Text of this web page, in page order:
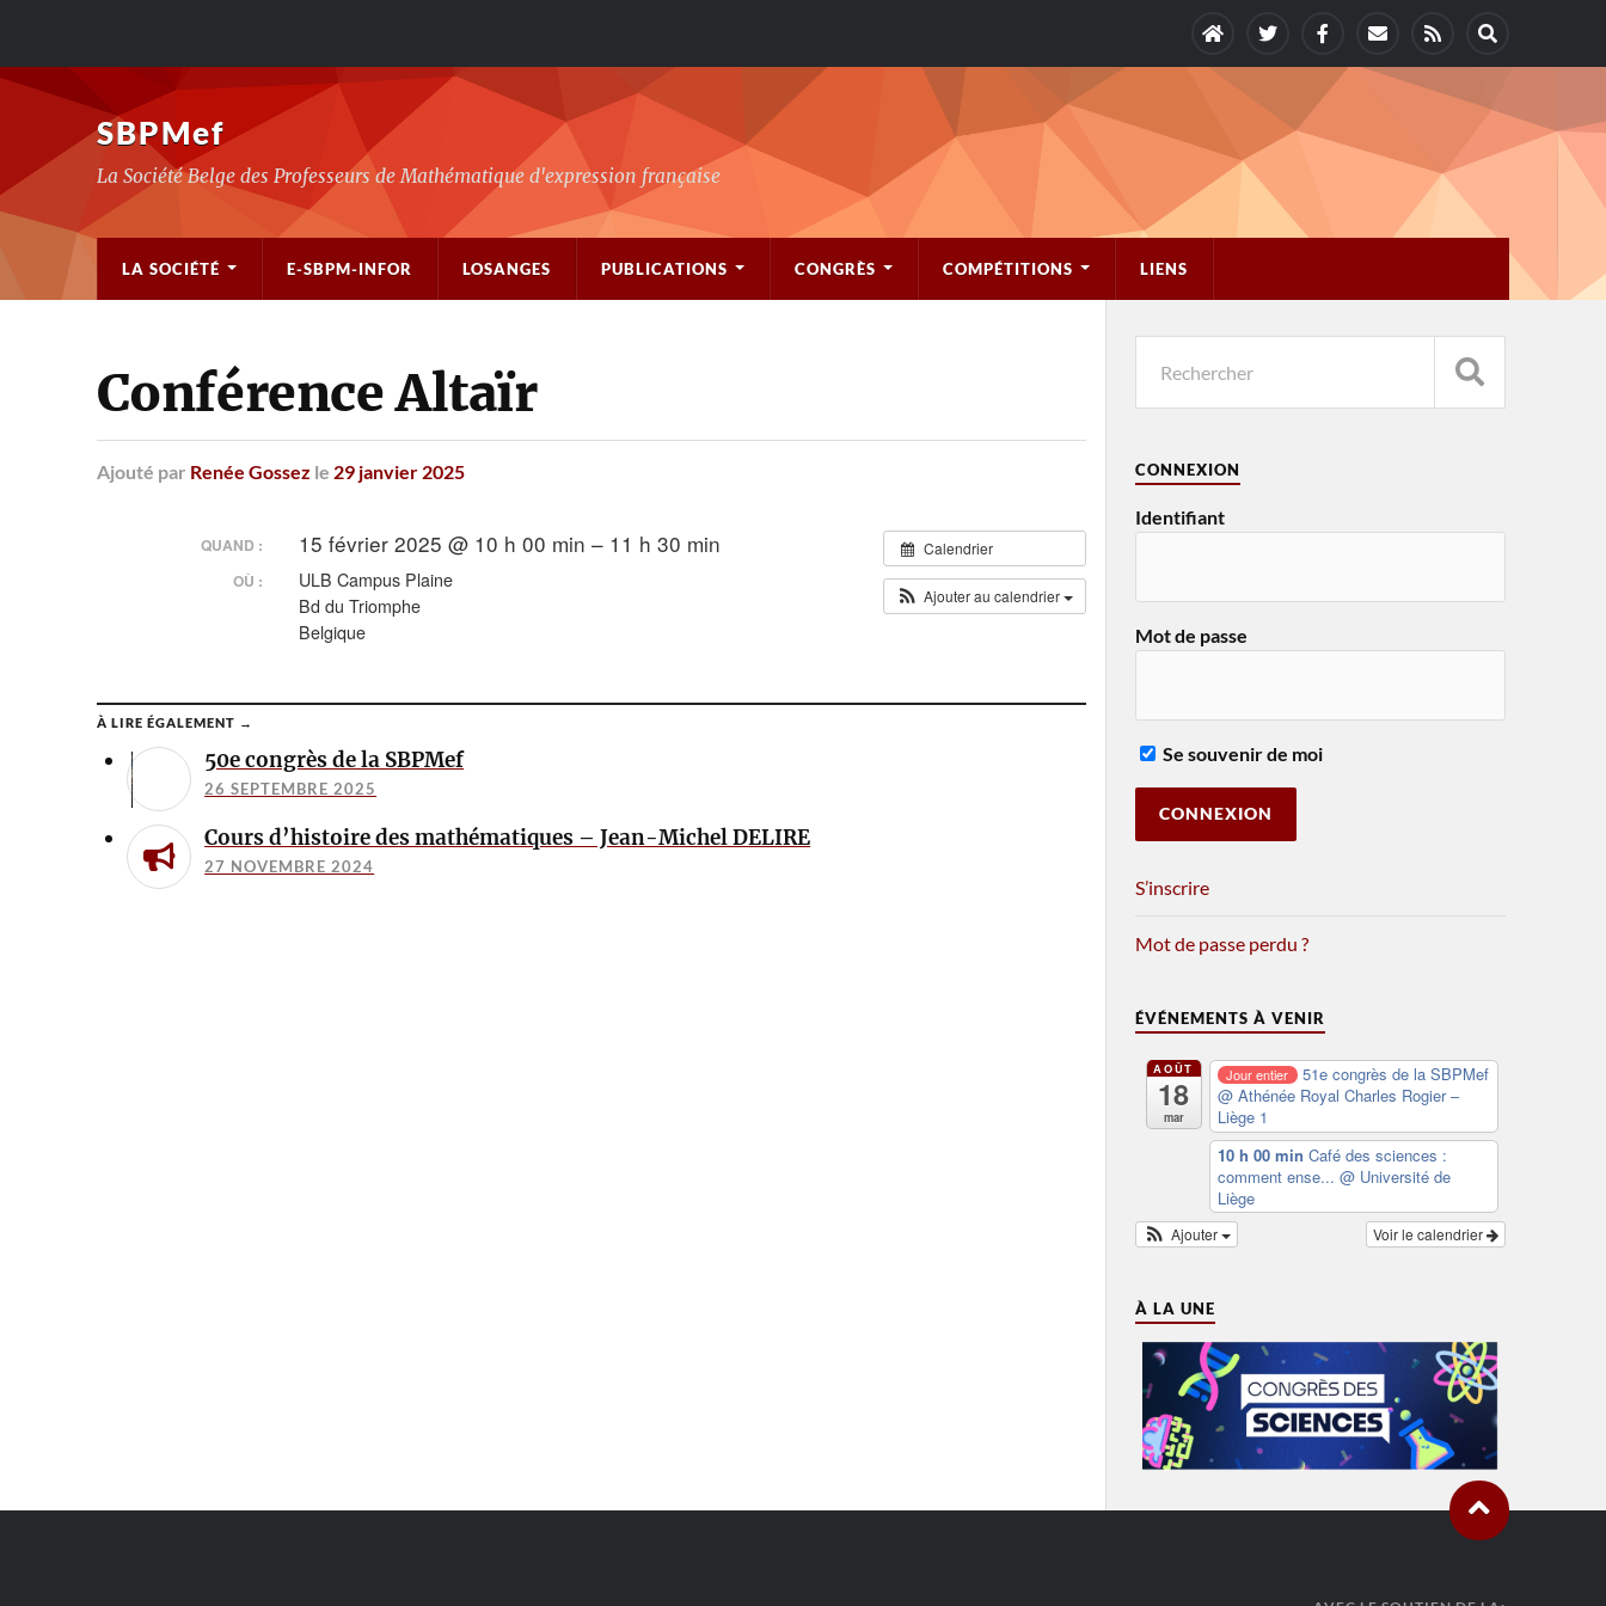
SBPMef
La Société Belge des Professeurs de Mathématique d'expression française
LA SOCIÉTÉ E-SBPM-INFOR LOSANGES PUBLICATIONS CONGRÈS COMPÉTITIONS LIENS
Conférence Altaïr
Ajouté par Renée Gossez le 29 janvier 2025
Calendrier
Ajouter au calendrier
QUAND : 15 février 2025 @ 10 h 00 min – 11 h 30 min
OÙ :
ULB Campus Plaine
Bd du Triomphe
Belgique
À LIRE ÉGALEMENT →
50e congrès de la SBPMef
26 SEPTEMBRE 2025
Cours d’histoire des mathématiques – Jean-Michel DELIRE
27 NOVEMBRE 2024
CONNEXION
Identifiant
Mot de passe
Se souvenir de moi
S’inscrire
Mot de passe perdu ?
ÉVÉNEMENTS À VENIR
AOÛT
18
mar
Jour entier
51e congrès de la SBPMef
@ Athénée Royal Charles Rogier –
Liège 1
10 h 00 min Café des sciences :
comment ense... @ Université de
Liège
Voir le calendrier
Ajouter
À LA UNE